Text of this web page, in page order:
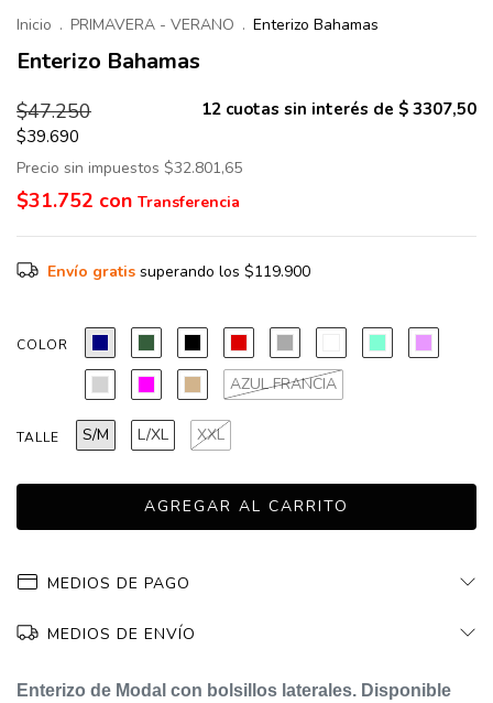
Inicio . PRIMAVERA - VERANO . Enterizo Bahamas
Enterizo Bahamas
$47.250
$39.690
12 cuotas sin interés de $ 3307,50
Precio sin impuestos $32.801,65
$31.752 con
Envío gratis superando los $119.900
COLOR
AZUL FRANCIA
TALLE S/M L/XL XXL
MEDIOS DE PAGO
MEDIOS DE ENVÍO
Enterizo de Modal con bolsillos laterales. Disponible